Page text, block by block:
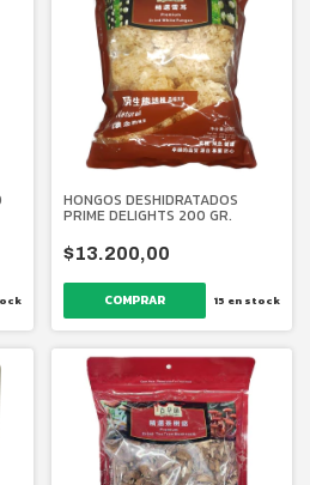
HONGOS DESHIDRATADOS
PRIME DELIGHTS 200 GR.
$13.200,00
15 en stock